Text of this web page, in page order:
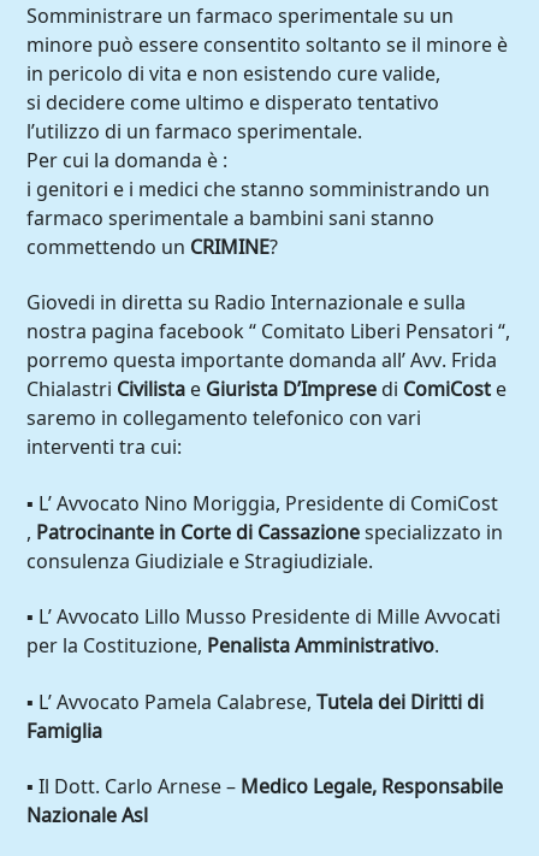
Somministrare un farmaco sperimentale su un
minore può essere consentito soltanto se il minore è
in pericolo di vita e non esistendo cure valide,
si decidere come ultimo e disperato tentativo
l’utilizzo di un farmaco sperimentale.
Per cui la domanda è :
i genitori e i medici che stanno somministrando un
farmaco sperimentale a bambini sani stanno
commettendo un CRIMINE?
Giovedi in diretta su Radio Internazionale e sulla
nostra pagina facebook “ Comitato Liberi Pensatori “,
porremo questa importante domanda all’ Avv. Frida
Chialastri Civilista e Giurista D’Impresedi ComiCost e
saremo in collegamento telefonico con vari
interventi tra cui:
▪ L’ Avvocato Nino Moriggia, Presidente di ComiCost
, Patrocinante in Corte di Cassazionespecializzato in
consulenza Giudiziale e Stragiudiziale.
▪ L’ Avvocato Lillo Musso Presidente di Mille Avvocati
per la Costituzione, Penalista Amministrativo.
▪ L’ Avvocato Pamela Calabrese,Tutela dei Diritti di
Famiglia
▪ Il Dott. Carlo Arnese – Medico Legale, Responsabile
Nazionale Asl